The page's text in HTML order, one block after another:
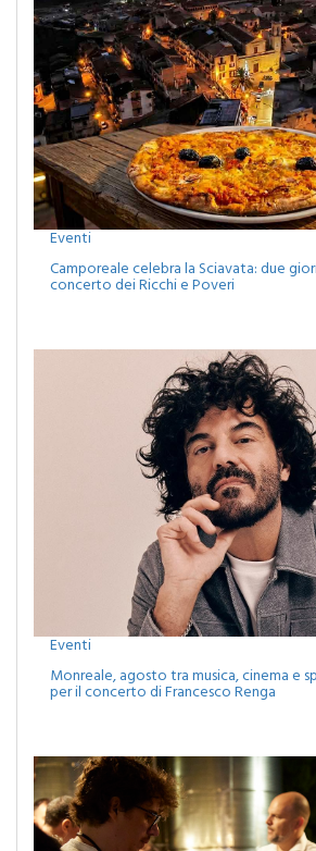
Eventi
Camporeale celebra la Sciavata: due
Eventi
Monreale, agosto tra musica, cinema e